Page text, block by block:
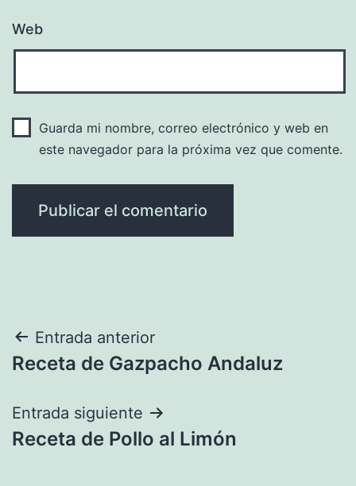
Web
Guarda mi nombre, correo electrónico y web en
este navegador para la próxima vez que comente.
Navegación
de
entradas
Entrada anterior
Receta de Gazpacho Andaluz
Entrada siguiente
Receta de Pollo al Limón